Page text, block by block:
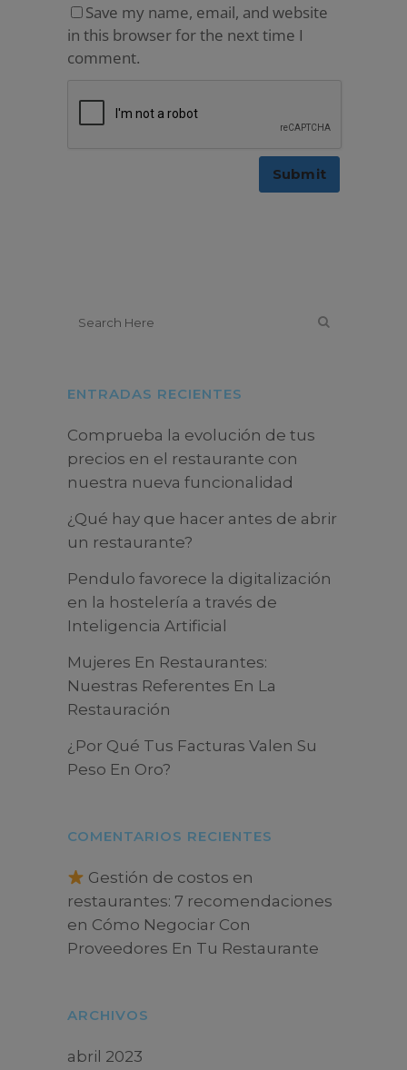
Save my name, email, and website
in this browser for the next time I
comment.
ENTRADAS RECIENTES
Comprueba la evolución de tus
precios en el restaurante con
nuestra nueva funcionalidad
¿Qué hay que hacer antes de abrir
un restaurante?
Pendulo favorece la digitalización
en la hostelería a través de
Inteligencia Artificial
Mujeres En Restaurantes:
Nuestras Referentes En La
Restauración
¿Por Qué Tus Facturas Valen Su
Peso En Oro?
COMENTARIOS RECIENTES
Gestión de costos en
restaurantes: 7 recomendaciones
en Cómo Negociar Con
Proveedores En Tu Restaurante
ARCHIVOS
abril 2023